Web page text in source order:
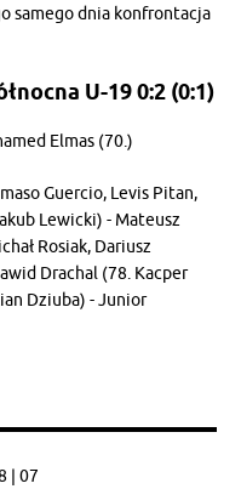
samego dnia konfrontacja
U-19 0:2 (0:1)
Elmas (70.)
Guercio, Levis Pitan,
Lewicki) - Mateusz
Rosiak, Dariusz
Drachal (78. Kacper
Dziuba) - Junior
| 07